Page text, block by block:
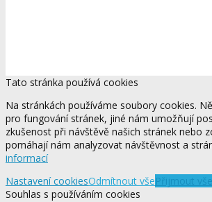
Tato stránka používá cookies
Na stránkách používáme soubory cookies.
pro fungování stránek, jiné nám umožňují
zkušenost při návštěvě našich stránek nebo
pomáhají nám analyzovat návštěvnost a
informací
Nastavení cookiesOdmítnout všePřijmout vše
Souhlas s používáním cookies